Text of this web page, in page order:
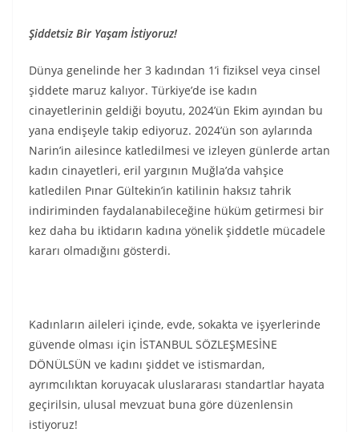
Şiddetsiz Bir Yaşam İstiyoruz!
Dünya genelinde her 3 kadından 1’i fiziksel veya cinsel
şiddete maruz kalıyor. Türkiye’de ise kadın
cinayetlerinin geldiği boyutu, 2024’ün Ekim ayından bu
yana endişeyle takip ediyoruz. 2024’ün son aylarında
Narin’in ailesince katledilmesi ve izleyen günlerde artan
kadın cinayetleri, eril yargının Muğla’da vahşice
katledilen Pınar Gültekin’in katilinin haksız tahrik
indiriminden faydalanabileceğine hüküm getirmesi bir
kez daha bu iktidarın kadına yönelik şiddetle mücadele
kararı olmadığını gösterdi.
Kadınların aileleri içinde, evde, sokakta ve işyerlerinde
güvende olması için İSTANBUL SÖZLEŞMESİNE
DÖNÜLSÜN ve kadını şiddet ve istismardan,
ayrımcılıktan koruyacak uluslararası standartlar hayata
geçirilsin, ulusal mevzuat buna göre düzenlensin
istiyoruz!